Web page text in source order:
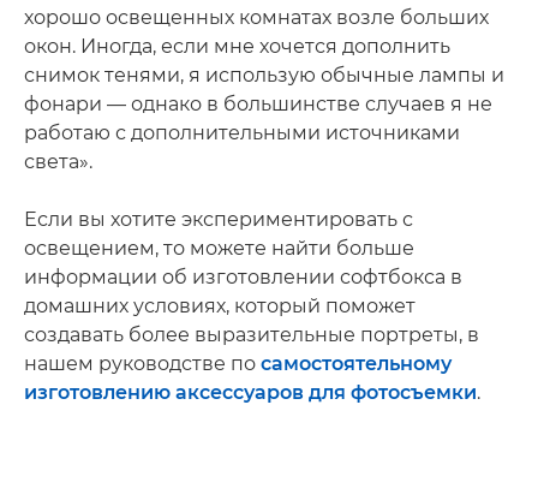
хорошо освещенных комнатах возле больших
окон. Иногда, если мне хочется дополнить
снимок тенями, я использую обычные лампы и
фонари — однако в большинстве случаев я не
работаю с дополнительными источниками
света».
Если вы хотите экспериментировать с
освещением, то можете найти больше
информации об изготовлении софтбокса в
домашних условиях, который поможет
создавать более выразительные портреты, в
нашем руководстве по самостоятельному
изготовлению аксессуаров для фотосъемки.